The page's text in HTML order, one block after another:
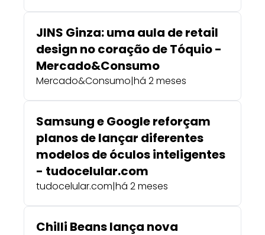
JINS Ginza: uma aula de retail
design no coração de Tóquio -
Mercado&Consumo
Mercado&Consumo|há 2 meses
Samsung e Google reforçam
planos de lançar diferentes
modelos de óculos inteligentes
- tudocelular.com
tudocelular.com|há 2 meses
Chilli Beans lança nova